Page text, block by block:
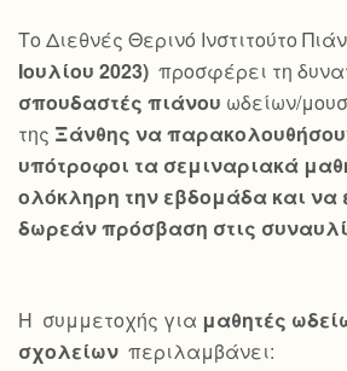
Το Διεθνές Θερινό Ινστιτούτο
Ιουλίου 2023) προσφέρει τη
σπουδαστές πιάνου ωδείων/
της Ξάνθης να
υπότροφοι τα σεμιναριακά
ολόκληρη την εβδομάδα και να
δωρεάν πρόσβαση στις
Η συμμετοχής για μαθητές
σχολείων περιλαμβάνει: